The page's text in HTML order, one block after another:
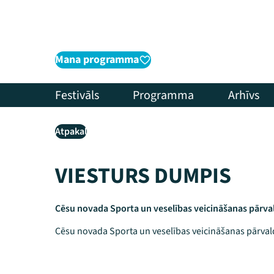
Mana programma
Festivāls Programma Arhīvs
Atpakaļ
VIESTURS DUMPIS
Cēsu novada Sporta un veselības veicināšanas
Cēsu novada Sporta un veselības veicināšanas